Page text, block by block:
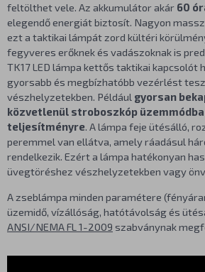
feltölthet vele. Az akkumulátor akár 60
elegendő energiát biztosít. Nagyon
ezt a taktikai lámpát zord kültéri
fegyveres erőknek és vadászoknak is
TK17 LED lámpa kettős taktikai kapcsolót
gyorsabb és megbízhatóbb vezérlést
vészhelyzetekben. Például gyorsan
közvetlenül stroboszkóp üzemmódba
teljesítményre. A lámpa feje ütésálló,
peremmel van ellátva, amely ráadásul
rendelkezik. Ezért a lámpa hatékonyan
üvegtöréshez vészhelyzetekben vagy
A zseblámpa minden paramétere
üzemidő, vízállóság, hatótávolság és
ANSI/NEMA FL 1-2009 szabványnak